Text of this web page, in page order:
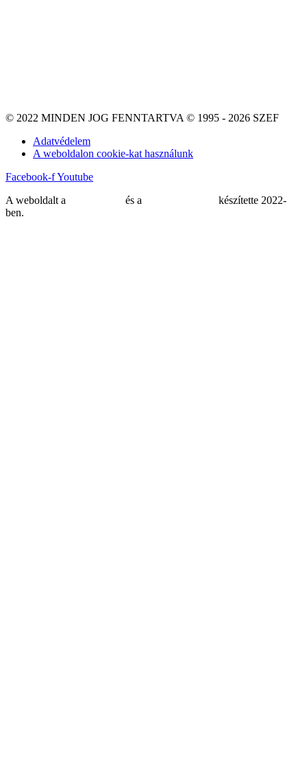
© 2022 MINDEN JOG FENNTARTVA © 1995 - 2026 SZEF
Adatvédelem
A weboldalon cookie-kat használunk
Facebook-fYoutube
A weboldalt a
és a
készítette 2022-
ben.